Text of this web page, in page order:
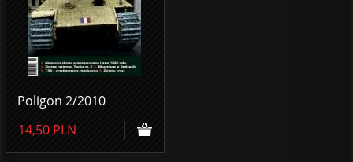
Poligon 2/2010
14,50 PLN